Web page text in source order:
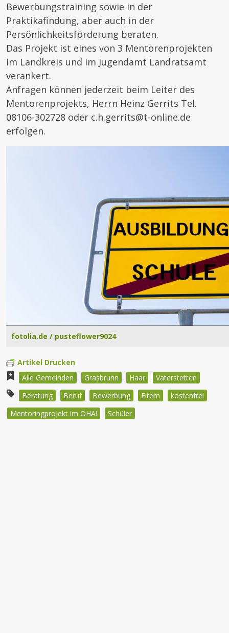
Bewerbungstraining sowie in der
Praktikafindung, aber auch in der
Persönlichkeitsförderung beraten.
Das Projekt ist eines von 3 Mentorenprojekten
im Landkreis und im Jugendamt Landratsamt
verankert.
Anfragen können jederzeit beim Leiter des
Mentorenprojekts, Herrn Heinz Gerrits Tel.
08106-302728 oder c.h.gerrits@t-online.de
erfolgen.
fotolia.de / pusteflower9024
Artikel Drucken
Alle Gemeinden
Grasbrunn Haar
Vaterstetten
Beratung
Beruf Bewerbung Eltern
kostenfrei
Mentoringprojekt im OHA!
Schüler